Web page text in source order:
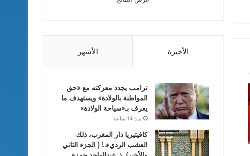
الأخيرة الأشهر
ترامب يجدد معركته مع «حق
المواطنة بالولادة» ويستهدف ما
يعرف بـ«سياحة الولادة»
منذ 14 ساعة
كافيتيريا دار المغرب، ذلك
العشب الرديء..! ( الجزء الثاني